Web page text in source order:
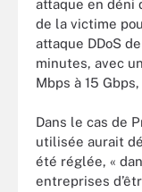
attaque en déni
de la victime
attaque DDoS
minutes, avec
Mbps à 15
Dans le cas de
utilisée aurait
été réglée, «
entreprises